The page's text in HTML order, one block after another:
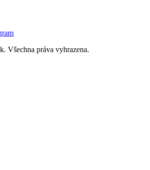
Všechna práva vyhrazena.